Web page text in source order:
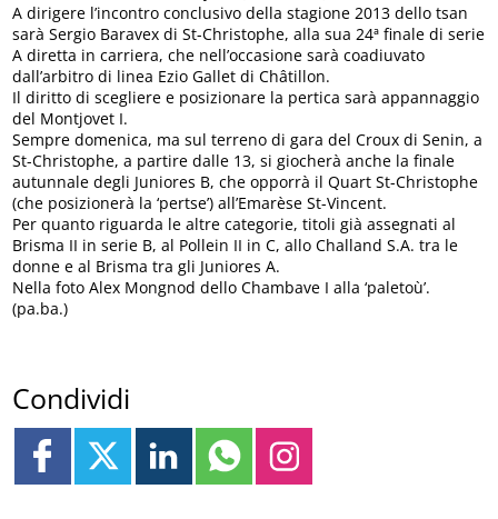
A dirigere l’incontro conclusivo della stagione 2013 dello tsan
sarà Sergio Baravex di St-Christophe, alla sua 24ª finale di serie
A diretta in carriera, che nell’occasione sarà coadiuvato
dall’arbitro di linea Ezio Gallet di Châtillon.
Il diritto di scegliere e posizionare la pertica sarà appannaggio
del Montjovet I.
Sempre domenica, ma sul terreno di gara del Croux di Senin, a
St-Christophe, a partire dalle 13, si giocherà anche la finale
autunnale degli Juniores B, che opporrà il Quart St-Christophe
(che posizionerà la ‘pertse’) all’Emarèse St-Vincent.
Per quanto riguarda le altre categorie, titoli già assegnati al
Brisma II in serie B, al Pollein II in C, allo Challand S.A. tra le
donne e al Brisma tra gli Juniores A.
Nella foto Alex Mongnod dello Chambave I alla ‘paletoù’.
(pa.ba.)
Condividi